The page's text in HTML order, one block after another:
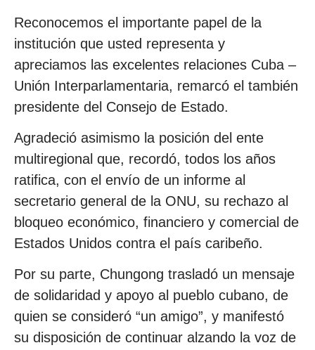
Reconocemos el importante papel de la
institución que usted representa y
apreciamos las excelentes relaciones Cuba –
Unión Interparlamentaria, remarcó el también
presidente del Consejo de Estado.
Agradeció asimismo la posición del ente
multiregional que, recordó, todos los años
ratifica, con el envío de un informe al
secretario general de la ONU, su rechazo al
bloqueo económico, financiero y comercial de
Estados Unidos contra el país caribeño.
Por su parte, Chungong trasladó un mensaje
de solidaridad y apoyo al pueblo cubano, de
quien se consideró “un amigo”, y manifestó
su disposición de continuar alzando la voz de